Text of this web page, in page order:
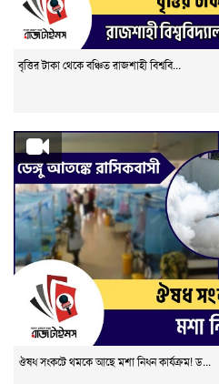
বৃত্তির টাকা থেকে বঞ্চিত রাজশাহী বিশ্ববি...
ঔষধ সংকটে থমকে আছে মশা নিধন কার্যক্রম! ড...